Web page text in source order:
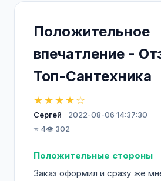
Положительное
впечатление -
Топ-Сантехника
★★★★☆
Сергей
2022-08-06 14:37:30
⭐ 4👁️ 302
Положительные стороны
Заказ оформил и сразу же